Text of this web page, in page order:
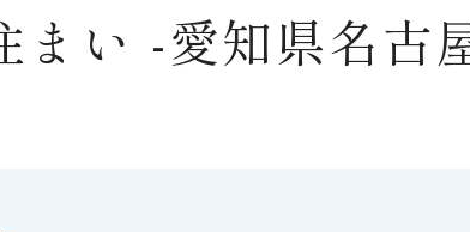
まい -愛知県名古